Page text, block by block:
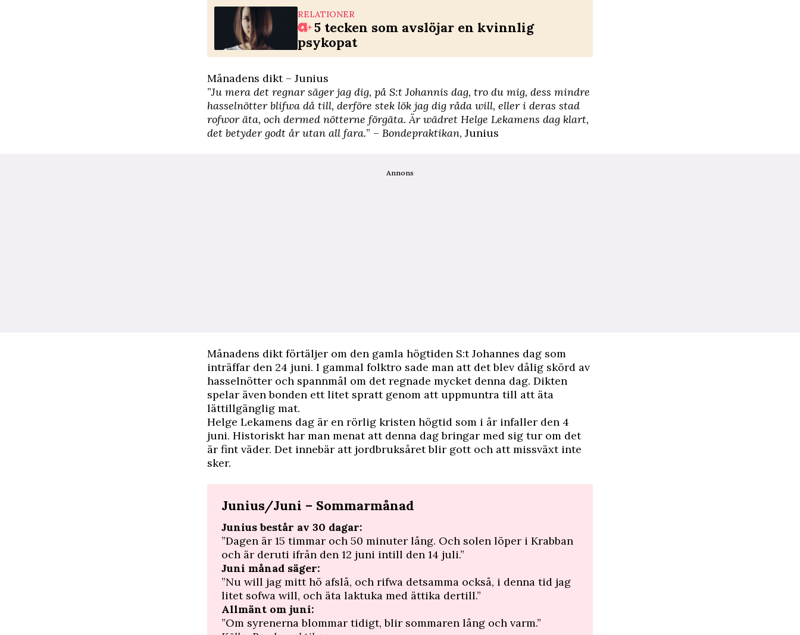
RELATIONER
5 tecken som avslöjar en kvinnlig
psykopat
Månadens dikt – Junius
”Ju mera det regnar säger jag dig, på S:t Johannis dag, tro du mig, dess mindre
hasselnötter blifwa då till, derföre stek lök jag dig råda will, eller i deras stad
rofwor äta, och dermed nötterne förgäta. Är wädret Helge Lekamens dag klart,
det betyder godt år utan all fara.” – Bondepraktikan, Junius
Annons
Månadens dikt förtäljer om den gamla högtiden S:t Johannes dag som
inträffar den 24 juni. I gammal folktro sade man att det blev dålig skörd av
hasselnötter och spannmål om det regnade mycket denna dag. Dikten
spelar även bonden ett litet spratt genom att uppmuntra till att äta
lättillgänglig mat.
Helge Lekamens dag är en rörlig kristen högtid som i år infaller den 4
juni. Historiskt har man menat att denna dag bringar med sig tur om det
är fint väder. Det innebär att jordbruksåret blir gott och att missväxt inte
sker.
Junius/Juni – Sommarmånad
Junius består av 30 dagar:
”Dagen är 15 timmar och 50 minuter lång. Och solen löper i Krabban
och är deruti ifrån den 12 juni intill den 14 juli.”
Juni månad säger:
”Nu will jag mitt hö afslå, och rifwa detsamma också, i denna tid jag
litet sofwa will, och äta laktuka med ättika dertill.”
Allmänt om juni:
”Om syrenerna blommar tidigt, blir sommaren lång och varm.”